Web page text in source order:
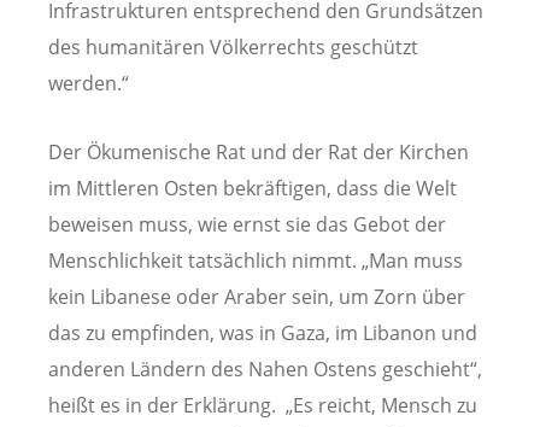
Infrastrukturen entsprechend den Grundsätzen
des humanitären Völkerrechts geschützt
werden.“
Der Ökumenische Rat und der Rat der Kirchen
im Mittleren Osten bekräftigen, dass die Welt
beweisen muss, wie ernst sie das Gebot der
Menschlichkeit tatsächlich nimmt. „Man muss
kein Libanese oder Araber sein, um Zorn über
das zu empfinden, was in Gaza, im Libanon und
anderen Ländern des Nahen Ostens geschieht“,
heißt es in der Erklärung. „Es reicht, Mensch zu